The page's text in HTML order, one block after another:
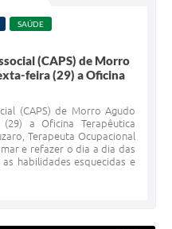
SAÚDE
(CAPS) de Morro
feira (29) a Oficina
(CAPS) de Morro Agudo
a Oficina Terapêutica
Terapeuta Ocupacional
e refazer o dia a dia das
habilidades esquecidas e